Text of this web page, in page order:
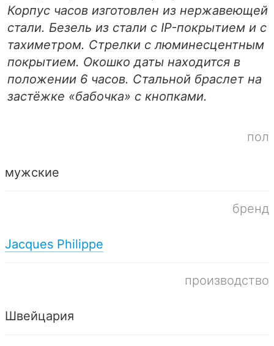
Корпус часов изготовлен из нержавеющей
стали. Безель из стали с IP-покрытием и с
тахиметром. Стрелки с люминесцентным
покрытием. Окошко даты находится в
положении 6 часов. Стальной браслет на
застёжке «бабочка» с кнопками.
пол
мужские
бренд
Jacques Philippe
производство
Швейцария